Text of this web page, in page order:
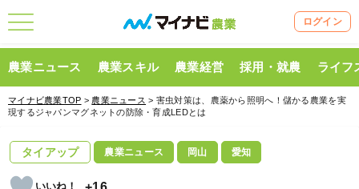
ログイン
農業ニュース 農業スキル 農業経営 採用・就農 ライフ
マイナビ農業TOP > 農業ニュース > 害虫対策は、農薬から照明へ！儲かる農業を実
現するジャパンマグネットの防除・育成LEDとは
タイアップ 農業ニュース 岡山 愛知